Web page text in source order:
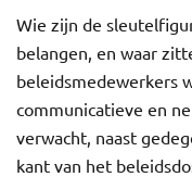
Wie zijn de
belangen, en waar
beleidsmedewerkers
communicatieve en
verwacht, naast
kant van het